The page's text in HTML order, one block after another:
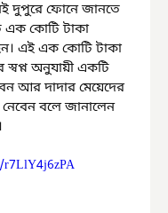
দুপুরে ফোনে জানতে
এক কোটি টাকা
এই এক কোটি টাকা
স্বপ্ন অনুযায়ী একটি
আর দাদার মেয়েদের
নেবেন বলে জানালেন
r7LlY4j6zPA